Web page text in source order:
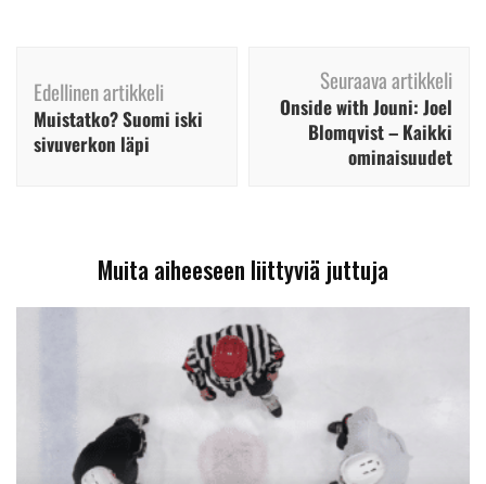
selaus
Edellinen artikkeli
Muistatko? Suomi iski
sivuverkon läpi
Seuraava artikkeli
Onside with Jouni: Joel
Blomqvist – Kaikki
ominaisuudet
Muita aiheeseen liittyviä juttuja